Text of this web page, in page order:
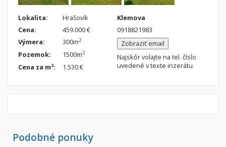
Lokalita:
Hrašovík
Cena:
459.000 €
Výmera:
300m2
Pozemok: 1500m2
Cena za m2: 1.530 €
Klemova
0918821983
Zobraziť email
Najskôr volajte na tel. číslo
uvedené v texte inzerátu.
Podobné ponuky